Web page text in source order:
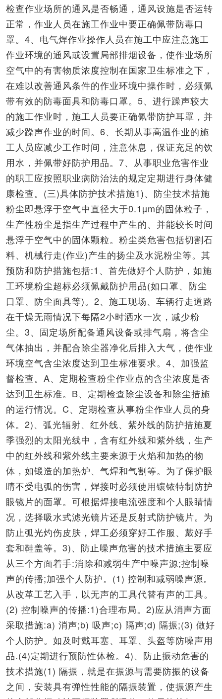
检查作业场所的通风是否畅通，通风设施是否运转
正常，作业人员在施工作业中要正确佩带防毒口
罩。4、电气焊作业操作人员在施工中应注意施工
作业环境的通风或设置局部排烟设备，使作业场所
空气中的有害物质浓度控制在国家卫生标准之下，
在难以改善通风条件的作业环境中操作时，必须佩
带有效的防毒面具和防毒口罩。5、进行躁声较大
的施工作业时，施工人员要正确佩带防护耳罩，并
减少躁声作业的时间。6、长期从事高温作业的施
工人员应减少工作时间，注意休息，保证充足的饮
用水，并佩带好防护用品。7、从事职业危害作业
的职工应按照职业病防治法的规定定期进行身体健
康检查。(三)具体防护技术措施1)、防尘技术措施
粉尘即悬浮于空气中直径大于0.1µm的固体粒子，
生产性粉尘是指生产过程中产生的、并能较长时间
悬浮于空气中的固体颗粒。粉尘类危害包括切割石
料、机械行走(作业)产生的扬尘及水泥粉尘等。其
预防和防护措施包括:1、首先做好个人防护，如施
工环境粉尘超标必须佩戴防护用品(如口罩、防尘
口罩、防尘面具等)。2、施工现场、车辆行走道路
在干燥无雨情况下每隔2小时洒水一次，减少粉
尘。3、固定场所配备通风设备或排气扇，将含尘
气体抽出，并配合除尘器净化后排入大气，使作业
环境空气含尘浓度达到卫生标准要求。4、加强监
督检查。A、定期检查粉尘作业点的含尘浓度是否
达到卫生标准。B、定期检查除尘设备和除尘措施
的运行情况。C、定期检查从事粉尘作业人员的身
体。2)、弧光辐射、红外线、紫外线的防护措施夏
季强烈的太阳光线中，含有红外线和紫外线，生产
中的红外线和紫外线主要来源于火焰和加热的物
体，如锻造的加热炉、气焊和气割等。为了保护眼
睛不受电弧的伤害，焊接时必须使用镶铱特制防护
眼镜片的面罩。可根据焊接电流强度和个人眼睛情
况，选择吸水式滤光镜片还是反射式防护镜片。为
防止弧光灼伤皮肤，焊工必须穿好工作服、戴好手
套和鞋盖等。3)、防止噪声危害的技术措施主要应
从三个方面着手:消除和减弱生产中噪声源;控制噪
声的传播;加强个人防护。(1) 控制和减弱噪声源。
从改革工艺入手，以无声的工具代替有声的工具。
(2) 控制噪声的传播:1)合理布局。2)应从消声方面
采取措施:a) 消声;b) 吸声;c) 隔声;d) 隔振;(3) 做好
个人防护。如及时戴耳塞、耳罩、头盔等防噪声用
品.(4)定期进行预防性体检。4)、防止振动危害的
技术措施(1) 隔振，就是在振源与需要防振的设备
之间，安装具有弹性性能的隔振装置，使振源产生